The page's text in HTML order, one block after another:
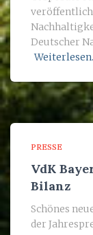
Deutscher
PRESSE
VdK
Bilanz
Schönes
der